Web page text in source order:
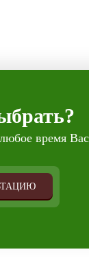
время Вас